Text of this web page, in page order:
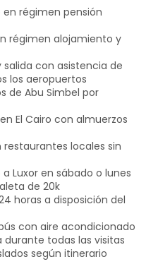
en régimen pensión
régimen alojamiento y
salida con asistencia de
los aeropuertos
de Abu Simbel por
El Cairo con almuerzos
restaurantes locales sin
Luxor en sábado o lunes
de 20k
horas a disposición del
con aire acondicionado
durante todas las visitas
según itinerario